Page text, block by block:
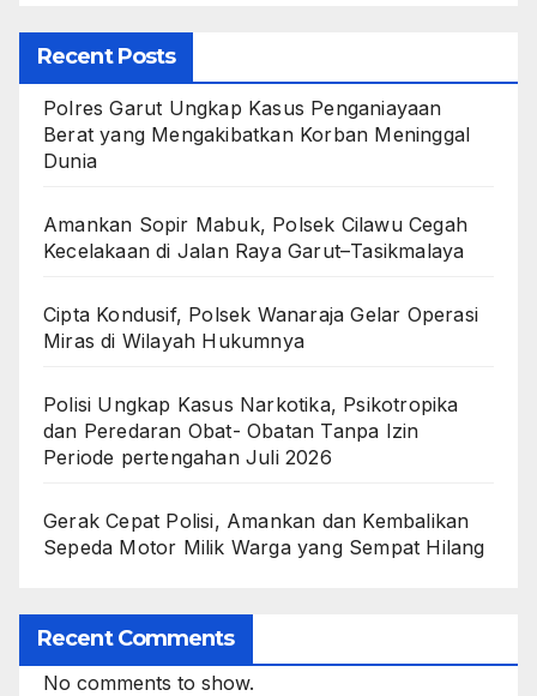
Recent Posts
Polres Garut Ungkap Kasus Penganiayaan
Berat yang Mengakibatkan Korban Meninggal
Dunia
Amankan Sopir Mabuk, Polsek Cilawu Cegah
Kecelakaan di Jalan Raya Garut–Tasikmalaya
Cipta Kondusif, Polsek Wanaraja Gelar Operasi
Miras di Wilayah Hukumnya
Polisi Ungkap Kasus Narkotika, Psikotropika
dan Peredaran Obat- Obatan Tanpa Izin
Periode pertengahan Juli 2026
Gerak Cepat Polisi, Amankan dan Kembalikan
Sepeda Motor Milik Warga yang Sempat Hilang
Recent Comments
No comments to show.